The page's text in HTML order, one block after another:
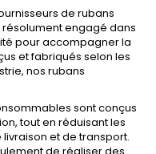
de rubans
engagé dans
pour accompagner la
et fabriqués selon les
nos rubans
sont conçus
tout en réduisant les
et de transport.